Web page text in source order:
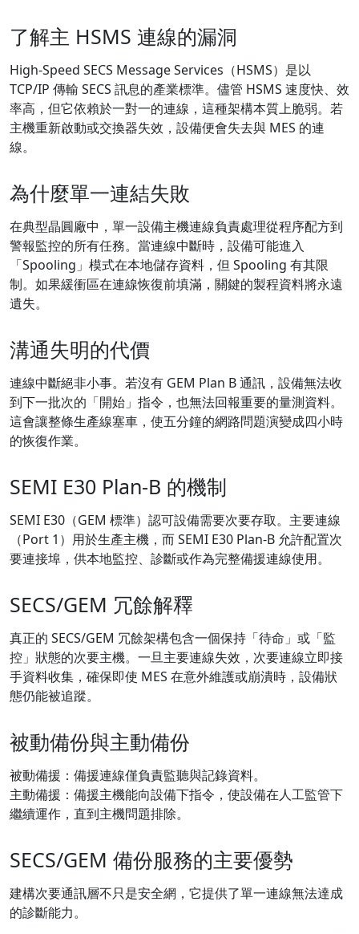
了解主 HSMS 連線的漏洞
High-Speed SECS Message Services（HSMS）是以
TCP/IP 傳輸 SECS 訊息的產業標準。儘管 HSMS 速度快、效
率高，但它依賴於一對一的連線，這種架構本質上脆弱。若
主機重新啟動或交換器失效，設備便會失去與 MES 的連
線。
為什麼單一連結失敗
在典型晶圓廠中，單一設備主機連線負責處理從程序配方到
警報監控的所有任務。當連線中斷時，設備可能進入
「Spooling」模式在本地儲存資料，但 Spooling 有其限
制。如果緩衝區在連線恢復前填滿，關鍵的製程資料將永遠
遺失。
溝通失明的代價
連線中斷絕非小事。若沒有 GEM Plan B 通訊，設備無法收
到下一批次的「開始」指令，也無法回報重要的量測資料。
這會讓整條生產線塞車，使五分鐘的網路問題演變成四小時
的恢復作業。
SEMI E30 Plan-B 的機制
SEMI E30（GEM 標準）認可設備需要次要存取。主要連線
（Port 1）用於生產主機，而 SEMI E30 Plan-B 允許配置次
要連接埠，供本地監控、診斷或作為完整備援連線使用。
SECS/GEM 冗餘解釋
真正的 SECS/GEM 冗餘架構包含一個保持「待命」或「監
控」狀態的次要主機。一旦主要連線失效，次要連線立即接
手資料收集，確保即使 MES 在意外維護或崩潰時，設備狀
態仍能被追蹤。
被動備份與主動備份
被動備援：備援連線僅負責監聽與記錄資料。
主動備援：備援主機能向設備下指令，使設備在人工監管下
繼續運作，直到主機問題排除。
SECS/GEM 備份服務的主要優勢
建構次要通訊層不只是安全網，它提供了單一連線無法達成
的診斷能力。